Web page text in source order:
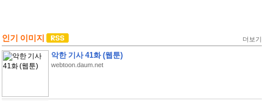
인기 이미지 더보기
악한 기사 41화 (웹툰)
webtoon.daum.net